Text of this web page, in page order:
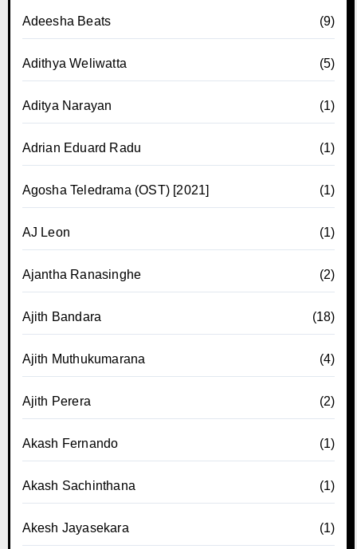
Adeesha Beats (9)
Adithya Weliwatta (5)
Aditya Narayan (1)
Adrian Eduard Radu (1)
Agosha Teledrama (OST) [2021] (1)
AJ Leon (1)
Ajantha Ranasinghe (2)
Ajith Bandara (18)
Ajith Muthukumarana (4)
Ajith Perera (2)
Akash Fernando (1)
Akash Sachinthana (1)
Akesh Jayasekara (1)